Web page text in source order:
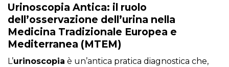
Urinoscopia Antica: il ruolo
dell’osservazione dell’urina nella
Medicina Tradizionale Europea e
Mediterranea (MTEM)
L’urinoscopia è un’antica pratica diagnostica che,